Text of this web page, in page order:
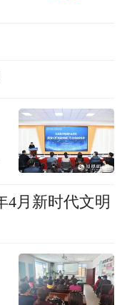
4月新时代文明